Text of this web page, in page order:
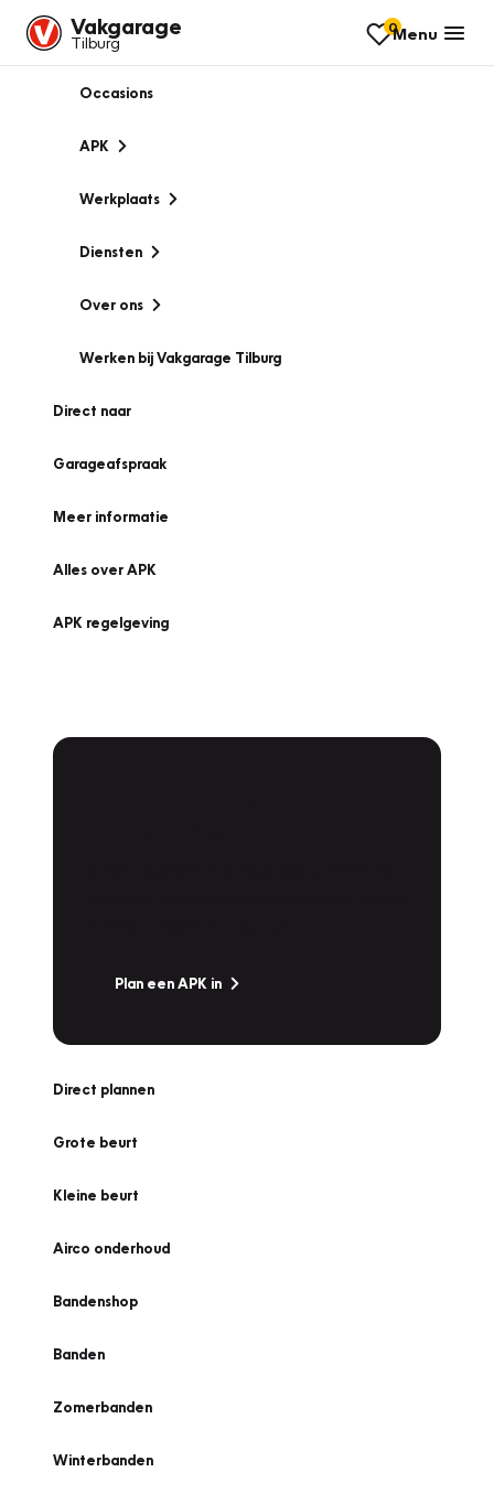
Vakgarage
Tilburg
0Menu
Occasions
APK
Werkplaats
Diensten
Over ons
Werken bij Vakgarage Tilburg
Direct naar
Garageafspraak
Meer informatie
Alles over APK
APK regelgeving
Plan een APK in
Direct plannen
Grote beurt
Kleine beurt
Airco onderhoud
Bandenshop
Banden
Zomerbanden
Winterbanden